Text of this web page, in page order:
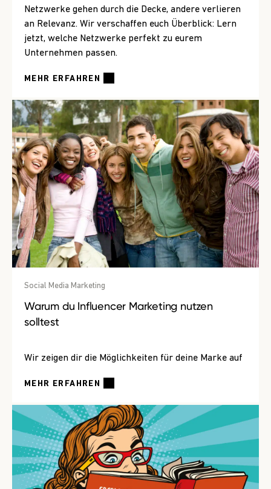
Netzwerke gehen durch die Decke, andere verlieren
an Relevanz. Wir verschaffen euch Überblick: Lern
jetzt, welche Netzwerke perfekt zu eurem
Unternehmen passen.
MEHR ERFAHREN
Social Media Marketing
Warum du Influencer Marketing nutzen
solltest
Wir zeigen dir die Möglichkeiten für deine Marke auf
MEHR ERFAHREN